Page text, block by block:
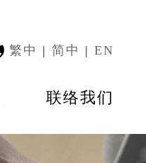
繁中 | 简中 | EN
联络我们